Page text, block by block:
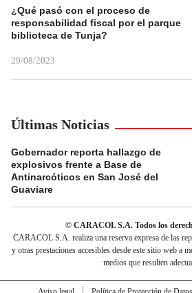
¿Qué pasó con el proceso de
responsabilidad fiscal por el parque
biblioteca de Tunja?
29/08/2023
Últimas Noticias
Gobernador reporta hallazgo de
explosivos frente a Base de
Antinarcóticos en San José del
Guaviare
© CARACOL S.A. Todos los
CARACOL S.A. realiza una reserva expresa de las
y otras prestaciones accesibles desde este sitio web a
medios que resulten